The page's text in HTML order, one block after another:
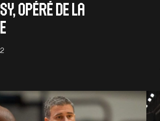
opéré de la